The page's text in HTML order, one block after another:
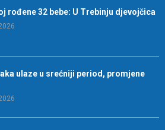
rođene 32 bebe: U Trebinju djevojčica
ulaze u srećniji period, promjene